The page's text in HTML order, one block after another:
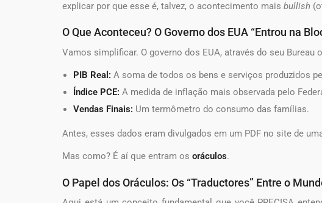
explicar por que esse é, talvez, o acontecimento mais bullish
O Que Aconteceu? O Governo dos EUA “Entrou na
Vamos simplificar. O governo dos EUA, através do seu
PIB Real: A soma de todos os bens e serviços produzidos
Índice PCE: A medida de inflação mais observada pelo
Vendas Finais: Um termômetro do consumo das famílias.
Antes, esses dados eram divulgados em um PDF no site de
Mas como? É aí que entram os oráculos.
O Papel dos Oráculos: Os “Traductores” Entre o